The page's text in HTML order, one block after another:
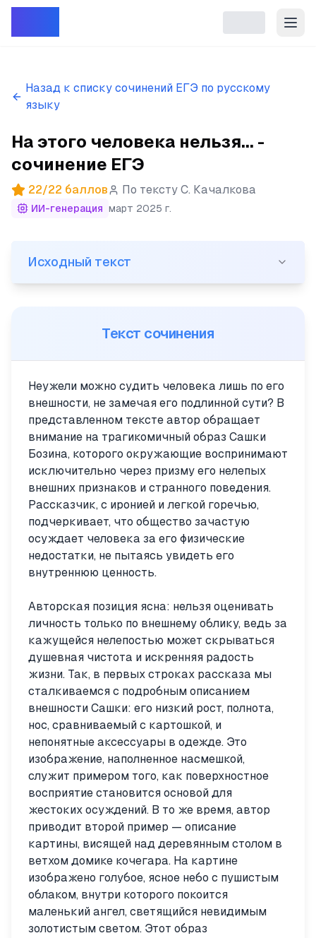
Назад к списку сочинений ЕГЭ по русскому
языку
На этого человека нельзя... -
сочинение ЕГЭ
22/22 баллов По тексту С. Качалкова
ИИ-генерация март 2025 г.
(1)На этого человека нельзя было смотреть без
Исходный текст
Текст сочинения
Неужели можно судить человека лишь по его
внешности, не замечая его подлинной сути? В
представленном тексте автор обращает
внимание на трагикомичный образ Сашки
Бозина, которого окружающие воспринимают
исключительно через призму его нелепых
внешних признаков и странного поведения.
Рассказчик, с иронией и легкой горечью,
подчеркивает, что общество зачастую
осуждает человека за его физические
недостатки, не пытаясь увидеть его
внутреннюю ценность.
Авторская позиция ясна: нельзя оценивать
личность только по внешнему облику, ведь за
кажущейся нелепостью может скрываться
душевная чистота и искренняя радость
жизни. Так, в первых строках рассказа мы
сталкиваемся с подробным описанием
внешности Сашки: его низкий рост, полнота,
нос, сравниваемый с картошкой, и
непонятные аксессуары в одежде. Это
изображение, наполненное насмешкой,
служит примером того, как поверхностное
восприятие становится основой для
жестоких осуждений. В то же время, автор
приводит второй пример — описание
картины, висящей над деревянным столом в
ветхом домике кочегара. На картине
изображено голубое, ясное небо с пушистым
облаком, внутри которого покоится
маленький ангел, светящийся невидимым
золотистым светом. Этот образ